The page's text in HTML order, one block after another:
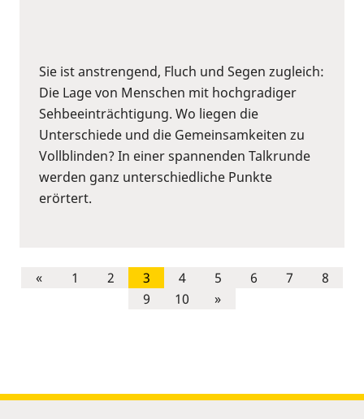
Sie ist anstrengend, Fluch und Segen zugleich:
Die Lage von Menschen mit hochgradiger
Sehbeeinträchtigung. Wo liegen die
Unterschiede und die Gemeinsamkeiten zu
Vollblinden? In einer spannenden Talkrunde
werden ganz unterschiedliche Punkte
erörtert.
« 1 2 3 4 5 6 7
8
9
10 »